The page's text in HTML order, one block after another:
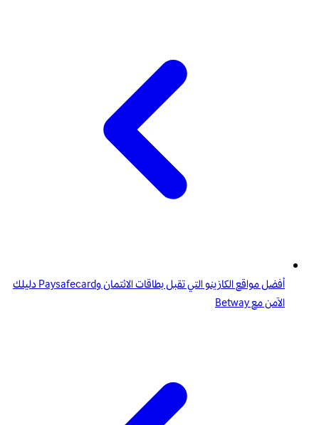
أفضل مواقع الكازينو التي تقبل بطاقات الائتمان وPaysafecard دليلك
الآمن مع Betway